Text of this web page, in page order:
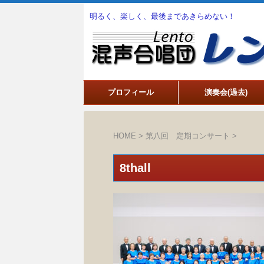
明るく、楽しく、最後まであきらめない！
プロフィール 演奏会(過去)
HOME > 第八回 定期コンサート >
8thall